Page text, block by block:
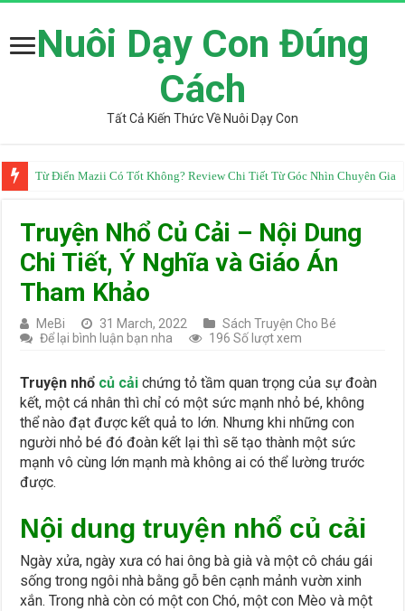
Nuôi Dạy Con Đúng
Cách
Tất Cả Kiến Thức Về Nuôi Dạy Con
Từ Điển Mazii Có Tốt Không? Review Chi Tiết Từ Góc Nhìn Chuyên Gia
Truyện Nhổ Củ Cải – Nội Dung
Chi Tiết, Ý Nghĩa và Giáo Án
Tham Khảo
MeBi 31 March, 2022
Sách Truyện Cho Bé
Để lại bình luận bạn nha
196 Số lượt xem
Truyện nhổ củ cải chứng tỏ tầm quan trọng của sự đoàn
kết, một cá nhân thì chỉ có một sức mạnh nhỏ bé, không
thể nào đạt được kết quả to lớn. Nhưng khi những con
người nhỏ bé đó đoàn kết lại thì sẽ tạo thành một sức
mạnh vô cùng lớn mạnh mà không ai có thể lường trước
được.
Nội dungtruyện nhổ củ cải
Ngày xửa, ngày xưa có hai ông bà già và một cô cháu gái
sống trong ngôi nhà bằng gỗ bên cạnh mảnh vườn xinh
xắn. Trong nhà còn có một con Chó, một con Mèo và một